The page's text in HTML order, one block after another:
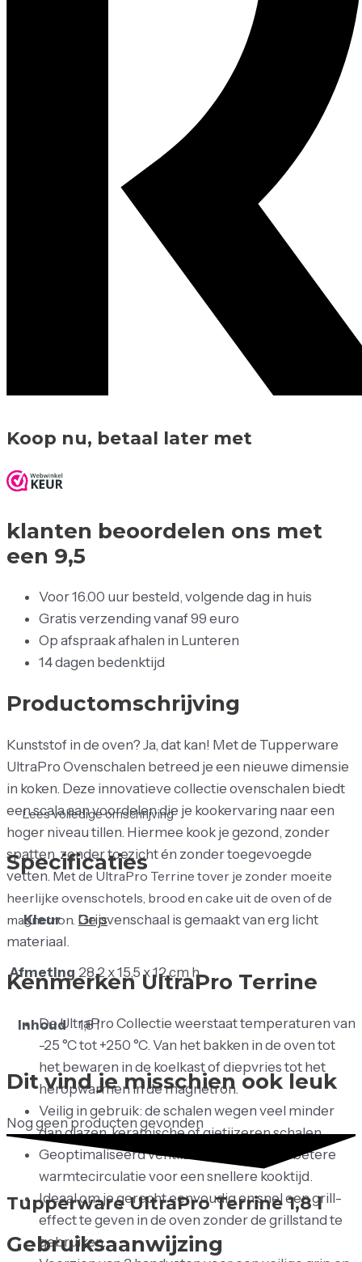
Koop nu, betaal later met
klanten beoordelen ons met
een 9,5
Voor 16.00 uur besteld, volgende dag in huis
Gratis verzending vanaf 99 euro
Op afspraak afhalen in Lunteren
14 dagen bedenktijd
Productomschrijving
Kunststof in de oven? Ja, dat kan! Met de Tupperware
UltraPro Ovenschalen betreed je een nieuwe dimensie
in koken. Deze innovatieve collectie ovenschalen biedt
een scala aan voordelen die je kookervaring naar een
hoger niveau tillen. Hiermee kook je gezond, zonder
spatten, zonder toezicht én zonder toegevoegde
vetten. Met de UltraPro Terrine tover je zonder moeite
heerlijke ovenschotels, brood en cake uit de oven of de
magnetron. De ovenschaal is gemaakt van erg licht
materiaal.
Kenmerken UltraPro Terrine
De UltraPro Collectie weerstaat temperaturen van
-25 °C tot +250 °C. Van het bakken in de oven tot
het bewaren in de koelkast of diepvries tot het
heropwarmen in de magnetron.
Veilig in gebruik: de schalen wegen veel minder
dan glazen, keramische of gietijzeren schalen.
Geoptimaliseerd ventilatiesysteem: een betere
warmtecirculatie voor een snellere kooktijd.
Ideaal om je gerecht eenvoudig en snel een grill-
effect te geven in de oven zonder de grillstand te
gebruiken.
Lees volledige omschrijving
Specificaties
Kleur Grijs
Afmeting 28,2 x 15,5 x 12 cm h
Inhoud 1,8 l
Dit vind je misschien ook leuk
Nog geen producten gevonden
Tupperware UltraPro Terrine 1,8 l
Gebruiksaanwijzing